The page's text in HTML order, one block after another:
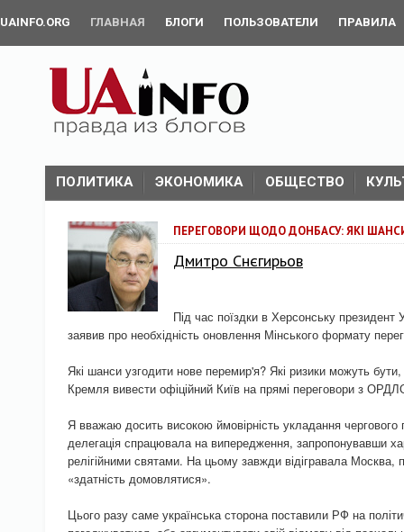
UAINFO.ORG ГЛАВНАЯ БЛОГИ ПОЛЬЗОВАТЕЛИ ПРАВИЛА
ПОЛИТИКА ЭКОНОМИКА ОБЩЕСТВО
ПЕРЕГОВОРИ ЩОДО ДОНБАСУ: ЯКІ
Дмитро Снєгирьов
Під час поїздки в Херсонську
заявив про необхідність оновлення Мінського формату
Які шанси узгодити нове перемир'я? Які ризики можуть
Кремля вивести офіційний Київ на прямі переговори з
Я вважаю досить високою ймовірність укладання
делегація спрацювала на випередження, запропонувавши
релігійними святами. На цьому завжди відігравала Москва,
«здатність домовлятися».
Цього разу саме українська сторона поставили РФ на